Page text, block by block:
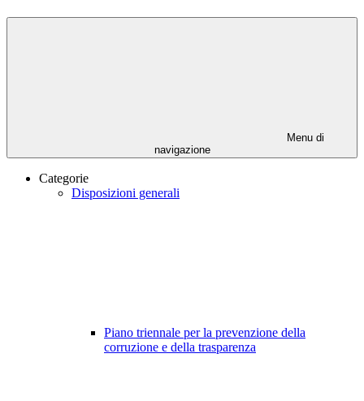
Menu di
navigazione
Categorie
Disposizioni generali
Piano triennale per la prevenzione della
corruzione e della trasparenza